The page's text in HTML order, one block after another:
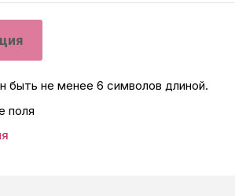
быть не менее 6 символов длиной.
поля